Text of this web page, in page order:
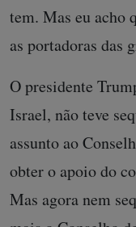
tem. Mas eu acho
as portadoras das
O presidente
Israel, não teve
assunto ao
obter o apoio do
Mas agora nem